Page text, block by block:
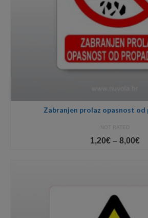
Zabranjen prolaz opasnost od
NOT RATED
1,20€ – 8,00€